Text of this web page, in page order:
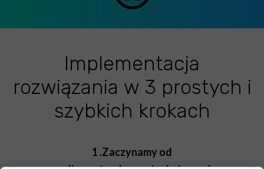
1 .Zaczynamy od
Implementacja
rozwiązania w 3 prostych i
szybkich krokach